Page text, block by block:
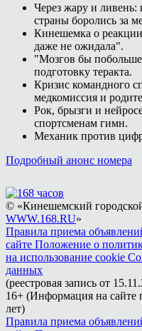
Через жару и ливень:
страны боролись за
Кинешемка о
даже не ожидала".
"Мозгов бы
подготовку теракта.
Кризис командного
медкомиссия и
Рок, брызги и
спортсменам гимн.
Механик против
Подробный анонс номера
© «Кинешемский
WWW.168.RU»
Правила приема
сайте Положение о
на использование cookie
данных
(реестровая запись от
16+ (Информация на сайте
лет)
Правила приема